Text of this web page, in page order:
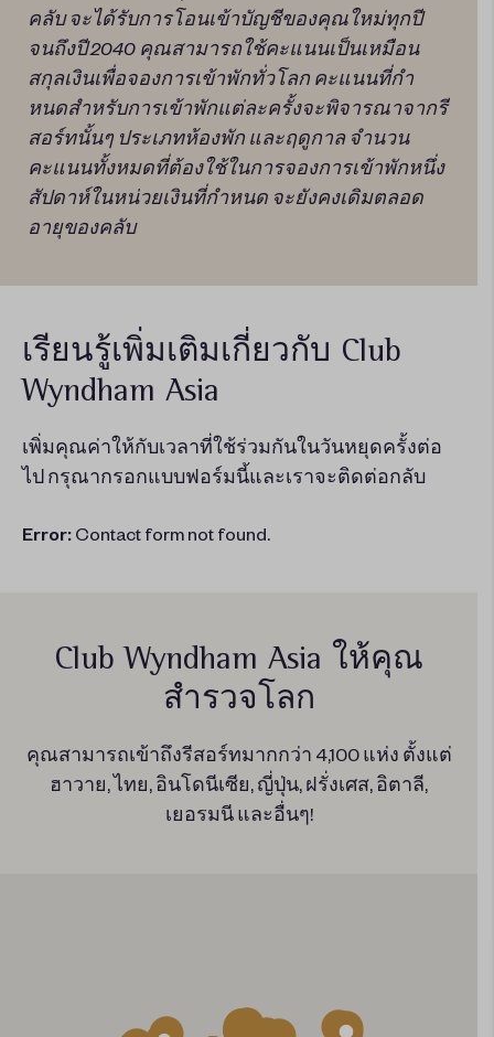
คลับ จะได้รับการโอนเข้าบัญชีของคุณใหม่ทุกปี
จนถึงปี2040 คุณสามารถใช้คะแนนเป็นเหมือน
สกุลเงินเพื่อจองการเข้าพักทั่วโลก คะแนนที่กํา
หนดสําหรับการเข้าพักแต่ละครั้งจะพิจารณาจากรี
สอร์ทนั้นๆ ประเภทห้องพัก และฤดูกาล จํานวน
คะแนนทั้งหมดที่ต้องใช้ในการจองการเข้าพักหนึ่ง
สัปดาห์ในหน่วยเงินที่กำหนด จะยังคงเดิมตลอด
อายุของคลับ
เรียนรู้เพิ่มเติมเกี่ยวกับ Club
Wyndham Asia
เพิ่มคุณค่าให้กับเวลาที่ใช้ร่วมกันในวันหยุดครั้งต่อ
ไป กรุณากรอกแบบฟอร์มนี้และเราจะติดต่อกลับ
Error: Contact form not found.
Club Wyndham Asia ให้คุณ
สำรวจโลก
คุณสามารถเข้าถึงรีสอร์ทมากกว่า 4,100 แห่ง ตั้งแต่
ฮาวาย, ไทย, อินโดนีเซีย, ญี่ปุ่น, ฝรั่งเศส, อิตาลี,
เยอรมนี และอื่นๆ!